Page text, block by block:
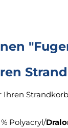
Ihren
Polyacryl/